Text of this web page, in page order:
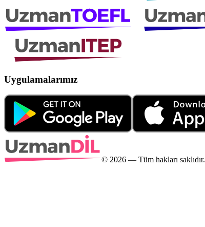
Uygulamalarımız
© 2026 — Tüm hakları saklıdır.